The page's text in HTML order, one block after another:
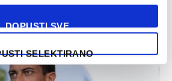
DOPUSTI SVE
SELEKTIRANO